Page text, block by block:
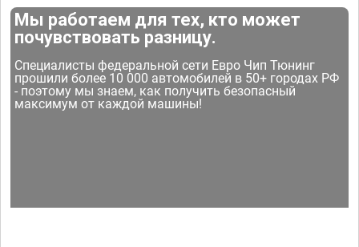
Мы работаем для тех, кто может
почувствовать разницу.
Специалисты федеральной сети Евро Чип Тюнинг
прошили более 10 000 автомобилей в 50+ городах РФ
- поэтому мы знаем, как получить безопасный
максимум от каждой машины!